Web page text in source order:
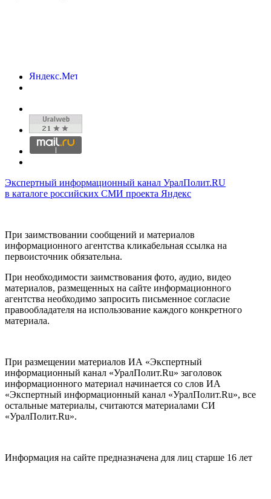
Экспертный информационный канал УралПолит.RU
в каталоге российских СМИ проекта Яндекс
При заимствовании сообщений и материалов
информационного агентства кликабельная ссылка на
первоисточник обязательна.
При необходимости заимствования фото, аудио, видео
материалов, размещенных на сайте информационного
агентства необходимо запросить письменное согласие
правообладателя на использование каждого конкретного
материала.
При размещении материалов ИА «Экспертный
информационный канал «УралПолит.Ru» заголовок
информационного материал начинается со слов ИА
«Экспертный информационный канал «УралПолит.Ru», все
остальные материалы, считаются материалами СИ
«УралПолит.Ru».
Информация на сайте предназначена для лиц старше 16 лет